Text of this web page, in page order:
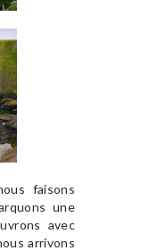
faisons
une
avec
arrivons